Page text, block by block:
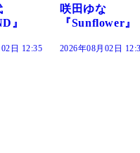
』
日 12:30
藤水咲桜『花
だまり』
2026年08月02日